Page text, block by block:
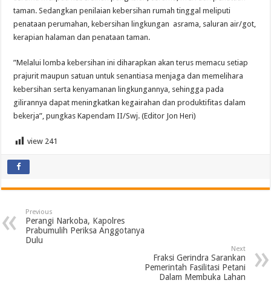
taman. Sedangkan penilaian kebersihan rumah tinggal meliputi
penataan perumahan, kebersihan lingkungan asrama, saluran air/got,
kerapian halaman dan penataan taman.
”Melalui lomba kebersihan ini diharapkan akan terus memacu setiap
prajurit maupun satuan untuk senantiasa menjaga dan memelihara
kebersihan serta kenyamanan lingkungannya, sehingga pada
gilirannya dapat meningkatkan kegairahan dan produktifitas dalam
bekerja”, pungkas Kapendam II/Swj. (Editor Jon Heri)
view 241
Previous
Perangi Narkoba, Kapolres
Prabumulih Periksa Anggotanya
Dulu
Next
Fraksi Gerindra Sarankan
Pemerintah Fasilitasi Petani
Dalam Membuka Lahan